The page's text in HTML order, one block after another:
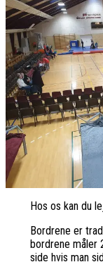
Hos os kan du
Bordrene er
bordrene måler
side hvis man